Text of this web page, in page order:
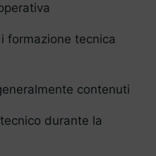
formazione tecnica
contenuti
durante la